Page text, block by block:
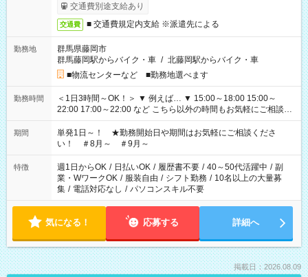
交通費別途支給あり
交通費 ■ 交通費規定内支給 ※派遣先による
勤務地
群馬県藤岡市
群馬藤岡駅からバイク・車 / 北藤岡駅からバイク・車
■物流センターなど ■勤務地選べます
勤務時間
＜1日3時間～OK！＞ ▼ 例えば… ▼ 15:00～18:00 15:00～
22:00 17:00～22:00 など こちら以外の時間もお気軽にご相談く
ださい！
期間
単発1日～！ ★勤務開始日や期間はお気軽にご相談くださ
い！ ＃8月～ ＃9月～
特徴 週1日からOK / 日払いOK / 履歴書不要 / 40～50代活躍中 / 副
業・WワークOK / 服装自由 / シフト勤務 / 10名以上の大量募
集 / 電話対応なし / パソコンスキル不要
気になる！ 応募する 詳細へ
掲載日：2026.08.09